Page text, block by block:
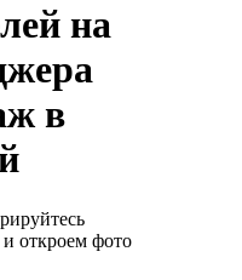
на
в
откроем фото